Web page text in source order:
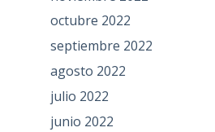
octubre 2022
septiembre 2022
agosto 2022
julio 2022
junio 2022